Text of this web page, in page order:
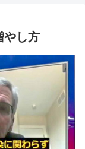
やし方